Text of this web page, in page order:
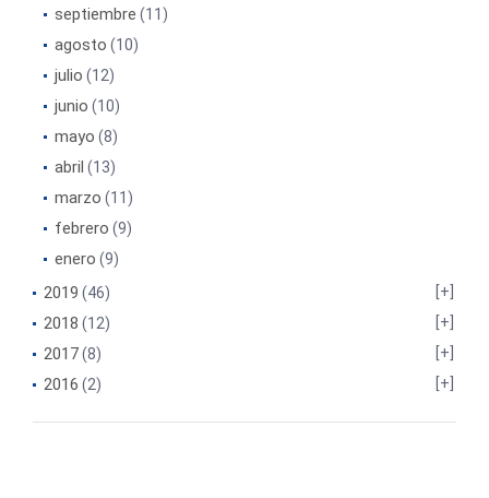
septiembre (11)
agosto (10)
julio (12)
junio (10)
mayo (8)
abril (13)
marzo (11)
febrero (9)
enero (9)
2019 (46)
2018 (12)
2017(8)
2016 (2)